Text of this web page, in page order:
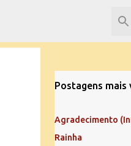
Postagens mais
Agradecimento
Rainha